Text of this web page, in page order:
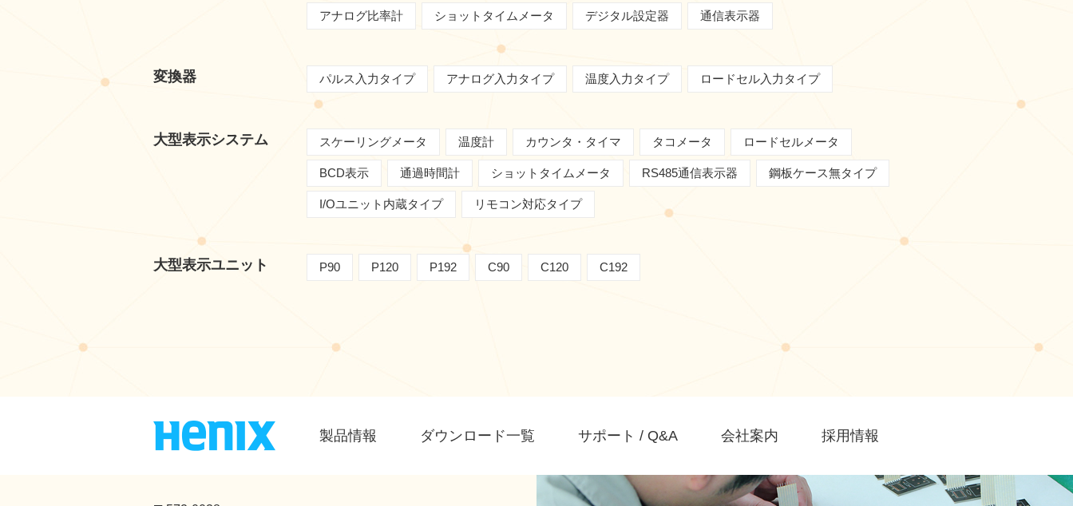
アナログ比率計 ショットタイムメータ デジタル設定器 通信表示器
変換器 パルス入力タイプ アナログ入力タイプ 温度入力タイプ ロードセル入力タイプ
大型表示システム スケーリングメータ 温度計 カウンタ・タイマ タコメータ ロードセルメータ
BCD表示 通過時間計 ショットタイムメータ RS485通信表示器 鋼板ケース無タイプ
I/Oユニット内蔵タイプ リモコン対応タイプ
大型表示ユニット P90 P120 P192 C90 C120 C192
製品情報 ダウンロード一覧 サポート / Q&A 会社案内 採用情報